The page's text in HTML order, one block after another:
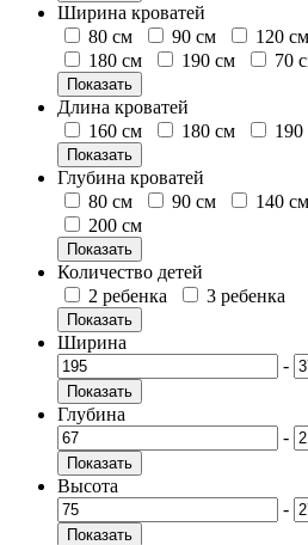
Ширина кроватей
80 см
90 см 120 см
180 см
190 см 70
Показать
Длина кроватей
160 см
180 см 190
Показать
Глубина кроватей
80 см
90 см 140 см
200 см
Показать
Количество детей
2 ребенка
3 ребенка
Показать
Ширина
-
Показать
Глубина
-
Показать
Высота
-
Показать